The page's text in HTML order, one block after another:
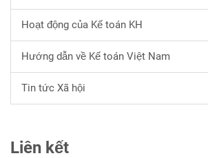
Hoạt động của Kế toán KH
Hướng dẫn về Kế toán Việt Nam
Tin tức Xã hội
Liên kết